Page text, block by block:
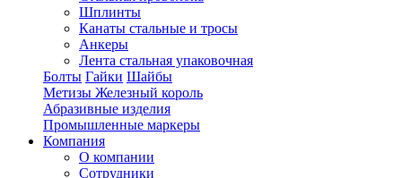
Шплинты
Канаты стальные и тросы
Анкеры
Лента стальная упаковочная
Болты Гайки Шайбы
Метизы Железный король
Абразивные изделия
Промышленные маркеры
Компания
О компании
Сотрудники